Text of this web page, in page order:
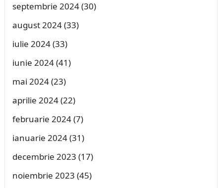
septembrie 2024(30)
august 2024(33)
iulie 2024(33)
iunie 2024(41)
mai 2024(23)
aprilie 2024(22)
februarie 2024(7)
ianuarie 2024(31)
decembrie 2023 (17)
noiembrie 2023 (45)